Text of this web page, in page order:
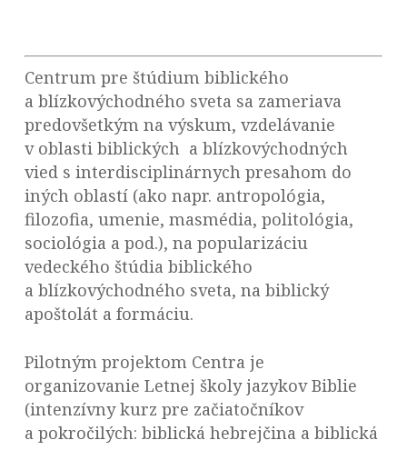
Centrum pre štúdium biblického
a blízkovýchodného sveta sa zameriava
predovšetkým na výskum, vzdelávanie
v oblasti biblických a blízkovýchodných
vied s interdisciplinárnych presahom do
iných oblastí (ako napr. antropológia,
filozofia, umenie, masmédia, politológia,
sociológia a pod.), na popularizáciu
vedeckého štúdia biblického
a blízkovýchodného sveta, na biblický
apoštolát a formáciu.
Pilotným projektom Centra je
organizovanie Letnej školy jazykov Biblie
(intenzívny kurz pre začiatočníkov
a pokročilých: biblická hebrejčina a biblická